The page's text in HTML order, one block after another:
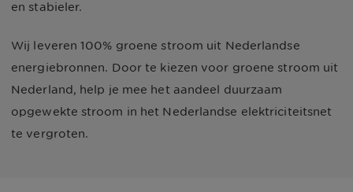
en stabieler.
Wij leveren 100% groene stroom uit Nederlandse
energiebronnen. Door te kiezen voor groene stroom uit
Nederland, help je mee het aandeel duurzaam
opgewekte stroom in het Nederlandse elektriciteitsnet
te vergroten.